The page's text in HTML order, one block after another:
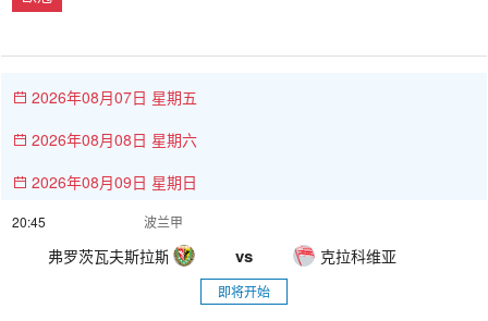
2026年08月07日 星期五
2026年08月08日 星期六
2026年08月09日 星期日
20:45 波兰甲
弗罗茨瓦夫斯拉斯克 vs 克拉科维亚
即将开始